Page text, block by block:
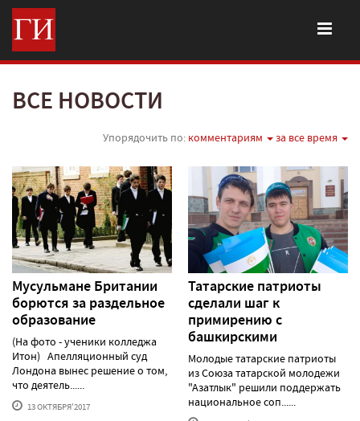
ВСЕ НОВОСТИ
Упорядочить по: комментариям за все время
Мусульмане Британии
борются за раздельное
образование
(На фото - ученики колледжа
Итон) Апелляционный суд
Лондона вынес решение о том,
что деятель......
13 ОКТЯБРЯ'2017
Татарские патриоты
сделали шаг к
примирению с
башкирскими
Молодые татарские патриоты
из Союза татарской молодежи
"Азатлык" решили поддержать
национальное соп......